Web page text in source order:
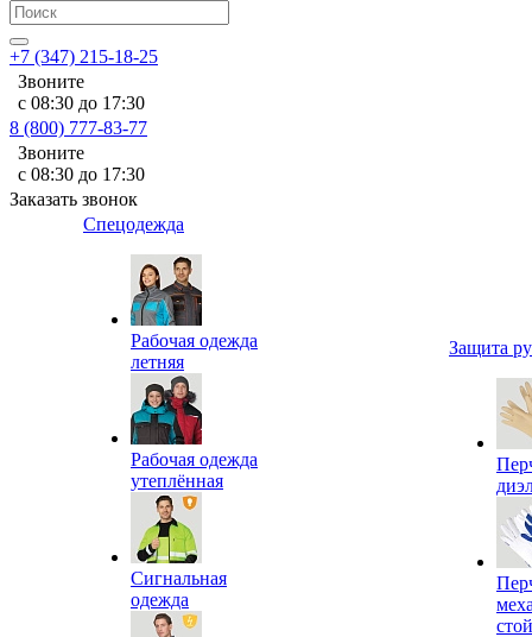
+7 (347) 215-18-25
Звоните
с 08:30 до 17:30
8 (800) 777-83-77
Звоните
с 08:30 до 17:30
Заказать звонок
Спецодежда
Рабочая одежда
летняя
Рабочая одежда
утеплённая
Сигнальная
одежда
Защита